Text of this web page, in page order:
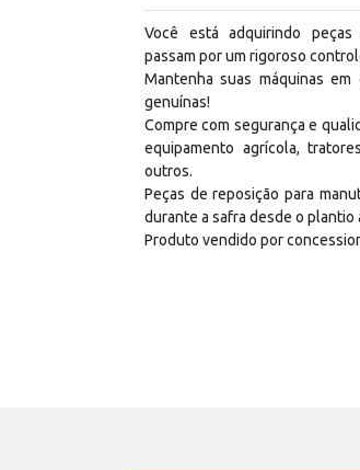
Você está adquirindo
passam por um rigoroso
Mantenha suas máquinas em
genuínas!
Compre com segurança e
equipamento agrícola,
outros.
Peças de reposição para
durante a safra desde o plantio
Produto vendido por